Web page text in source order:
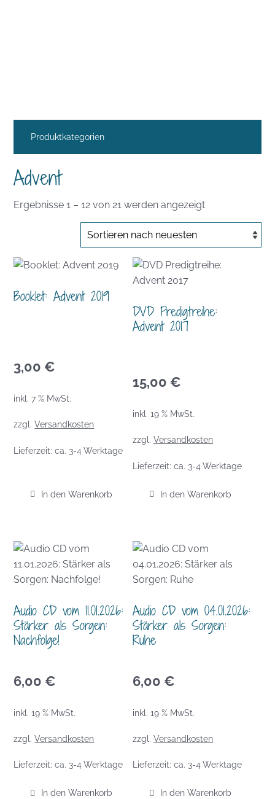
Produktkategorien
Advent
Ergebnisse 1 – 12 von 21 werden angezeigtNach
Aktualität
Booklet: Advent 2019
3,00 €
inkl. 7 % MwSt.
zzgl.Versandkosten
Lieferzeit:ca. 3-4 Werktage
In den Warenkorb
DVD Predigtreihe:
Advent 2017
15,00 €
inkl. 19 % MwSt.
zzgl. Versandkosten
Lieferzeit: ca. 3-4 Werktage
In den Warenkorb
Audio CD vom 11.01.2026:
Stärker als Sorgen:
Nachfolge!
6,00 €
inkl. 19 % MwSt.
zzgl.Versandkosten
Lieferzeit:ca. 3-4 Werktage
In den Warenkorb
Audio CD vom 04.01.2026:
Stärker als Sorgen:
Ruhe
6,00 €
inkl. 19 % MwSt.
zzgl. Versandkosten
Lieferzeit: ca. 3-4 Werktage
In den Warenkorb